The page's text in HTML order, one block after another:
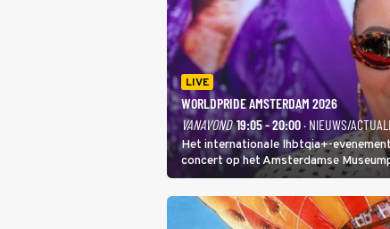
LIVE
WORLDPRIDE AMSTERDAM 2026
VANAVOND 19:05 - 20:00· NIEUWS/
Het internationale lhbtqia+-
concert op het Amsterdamse
In de jaren 90 veroverde ze de wereld